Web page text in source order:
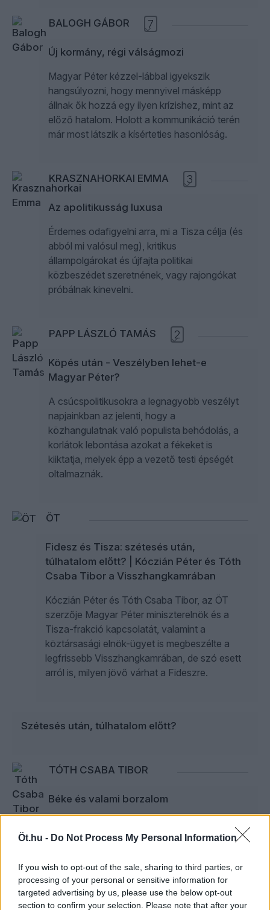
Öt.hu - Do Not Process My Personal Information
If you wish to opt-out of the sale, sharing to third parties, or
processing of your personal or sensitive information for
targeted advertising by us, please use the below opt-out
section to confirm your selection. Please note that after your
BALOGH GÁBOR 7
Új kormány, régi válságmozi
Magyar Péter kézzel-lábbal igyekszik
hangsúlyozni, hogy mennyivel másképp
állnak ők hozzá egy ilyen krízishez, mint az
előző hatalom. Holott a kommunikáció terén
már most látszik a kísérteties hasonlóság.
KRASZNAHORKAI EMMA 3
Az apolitikusság luxusa
Érdemes odafigyelni arra, mi a Tisza célja (és
abból mi valósul meg), kritikus
állampolgárokat és újfajta politikai
közbeszédet szeretnének, vagy rajongókat
próbálnak kinevelni.
PAPP LÁSZLÓ TAMÁS 2
Köpés után - Veszélyben lehet-e
Magyar Péter?
A csúcspolitikusokra a legnagyobb veszélyt
napjainkban az jelenti, hogy a
közhangulatnak való populista behódolás, a
korlátok lebontása azokat a fékeket is
kiiktatja, melyek épp a vezető testi épségét
oltalmaznák.
ÖT
Fidesz és Tisza: szétesés után,
túlhatalom előtt? | Kóczián Péter és Tóth
Csaba Tibor a Visszhangkamrában
Kóczián Péter és Tóth Csaba Tibor, az ÖT
szerzője Magyar Péter miniszterelnök és a
Tisza-frakció kapcsolatát, valamint a
köztársasági elnök-ügyet is megbeszélte a
legfrissebb Visszhangkamrában, de szó esett
arról is, milyen jövő várhat a Fideszre.
Szétesés után, túlhatalom előtt?
TÓTH CSABA TIBOR
Béke és valami borzalom
ellen irányult 2026-ban Magyarországon:
összes eleme, teljes valósága ellen. De hogy
mi legyen utána, az ügyben csak kósza
ötletek, széténeklés, disszonancia figyelhető